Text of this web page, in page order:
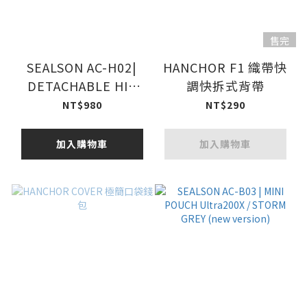
SEALSON AC-H02|
DETACHABLE HIP
BELT (RB36專用)
NT$980
加入購物車
售完
HANCHOR F1 織帶快
調快拆式背帶
NT$290
加入購物車